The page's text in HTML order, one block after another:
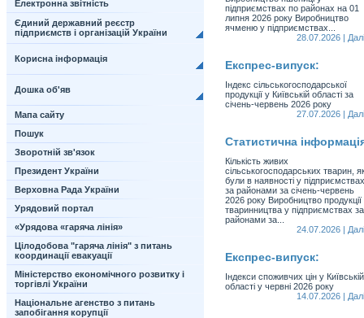
Електронна звітність
Єдиний державний реєстр
підприємств і організацій України
Корисна інформація
Дошка об'яв
Мапа сайту
Пошук
Зворотній зв'язок
Президент України
Верховна Рада України
Урядовий портал
«Урядова «гаряча лінія»
Цілодобова "гаряча лінія" з питань
координації евакуації
Міністерство економічного розвитку і
торгівлі України
Національне агенство з питань
запобігання корупції
підприємствах по районах на 01
липня 2026 року Виробництво
ячменю у підприємствах...
28.07.2026 |
Експрес-випуск:
Індекс сільськогосподарської
продукції у Київській області за
січень-червень 2026 року
27.07.2026 |
Статистична
Кількість живих
сільськогосподарських тварин,
були в наявності у підприємствах
за районами за січень-червень
2026 року Виробництво продукції
тваринництва у підприємствах за
районами за...
24.07.2026 |
Експрес-випуск:
Індекси споживчих цін у Київській
області у червні 2026 року
14.07.2026 |